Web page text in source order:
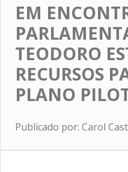
EM
TEODORO
RECURSOS
PLANO
Publicado por: Carol